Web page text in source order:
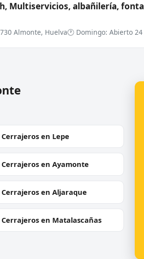
Multiservicios, albañilería,
Almonte, Huelva🕐 Domingo: Abierto
Cerrajeros en Lepe
Cerrajeros en Ayamonte
Cerrajeros en Aljaraque
Cerrajeros en Matalascañas